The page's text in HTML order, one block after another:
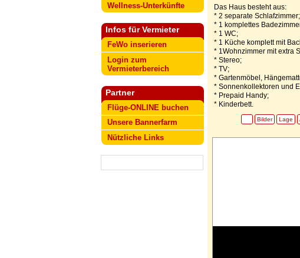
Wellness-Unterkünfte
Infos für Vermieter
FeWo inserieren
Login zum
Vermieterbereich
Partner
Flüge-ONLINE buchen
Unsere Bannerfarm
Nützliche Links
Das Haus besteht aus:
* 2 separate Schlafzimmer;
* 1 komplettes
* 1 WC;
* 1 Küche komplett mit
* 1Wohnzimmer mit extra
* Stereo;
* TV;
* Gartenmöbel,
* Sonnenkollektoren und
* Prepaid Handy;
* Kinderbett.
Bilder Lage